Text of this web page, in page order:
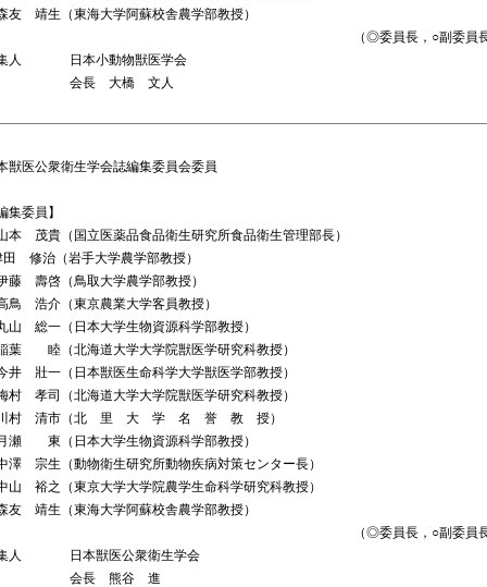
友 靖生（東海大学阿蘇校舎農学部教授）
（◎委員長，○副委員
人
日本小動物獣医学会
会長 大橋 文人
獣医公衆衛生学会誌編集委員会委員
集委員】
本 茂貴（国立医薬品食品衛生研究所食品衛生管理部長）
田 修治（岩手大学農学部教授）
藤 壽啓（鳥取大学農学部教授）
鳥 浩介（東京農業大学客員教授）
山 総一（日本大学生物資源科学部教授）
葉 睦（北海道大学大学院獣医学研究科教授）
井 壯一（日本獣医生命科学大学獣医学部教授）
村 孝司（北海道大学大学院獣医学研究科教授）
村 清市（北 里 大 学 名 誉 教 授）
瀬 東（日本大学生物資源科学部教授）
澤 宗生（動物衛生研究所動物疾病対策センター長）
山 裕之（東京大学大学院農学生命科学研究科教授）
友 靖生（東海大学阿蘇校舎農学部教授）
（◎委員長，○副委員
人
日本獣医公衆衛生学会
会長 熊谷 進